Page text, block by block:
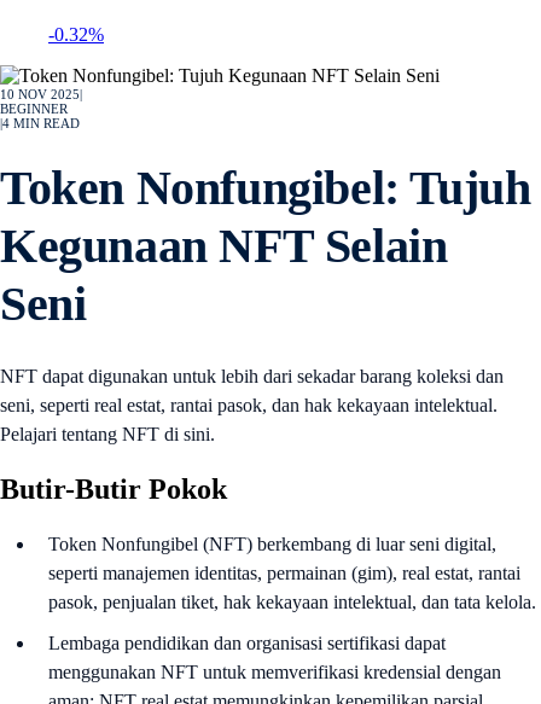
-0.32%
10 NOV 2025
BEGINNER
4 MIN READ
Token Nonfungibel: Tujuh
Kegunaan NFT Selain
Seni
NFT dapat digunakan untuk lebih dari sekadar barang koleksi dan
seni, seperti real estat, rantai pasok, dan hak kekayaan intelektual.
Pelajari tentang NFT di sini.
Butir-Butir Pokok
Token Nonfungibel (NFT) berkembang di luar seni digital,
seperti manajemen identitas, permainan (gim), real estat, rantai
pasok, penjualan tiket, hak kekayaan intelektual, dan tata kelola.
Lembaga pendidikan dan organisasi sertifikasi dapat
menggunakan NFT untuk memverifikasi kredensial dengan